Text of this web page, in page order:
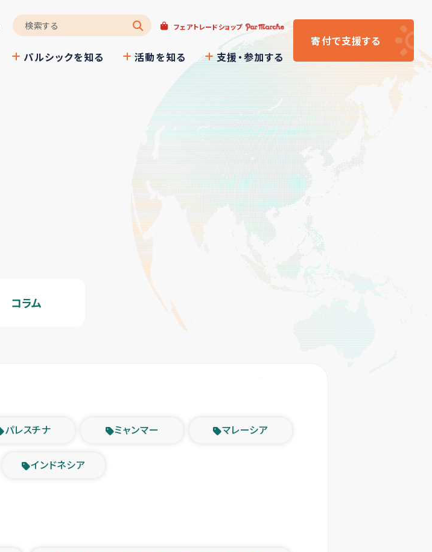
フェアトレードショップ
パルシックを知る 活動を知る 支援・参加する
寄付で支援する
コラム
パレスチナ ミャンマー マレーシア
インドネシア